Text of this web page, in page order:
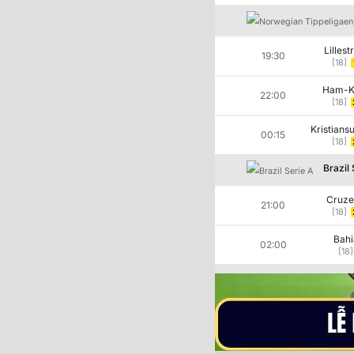
19:30
[18]
22:00 Ham-
[18]
00:15
[18]
Brazil
21:00
[18]
02:00
[18]
Nhà Cái nhằm tối ưu